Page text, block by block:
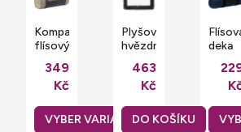
Kompaktní
flísový
pléd
150 x
cm
349
Kč
Plyšová
hvězdná
deka
150 x
100
463
Kč
DO KOŠÍKU
deka